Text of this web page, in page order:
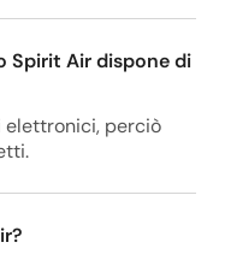
Spirit Air dispone di
perciò